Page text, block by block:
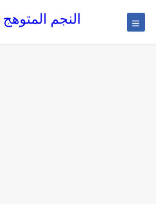
النجم المتوهج The glowing star